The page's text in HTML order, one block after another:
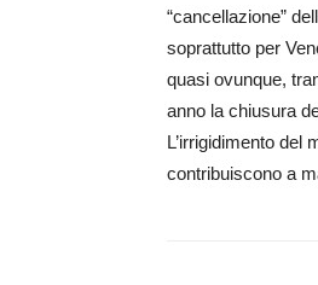
“cancellazione”
soprattutto per
quasi ovunque,
anno la chiusura
L’irrigidimento del
contribuiscono a